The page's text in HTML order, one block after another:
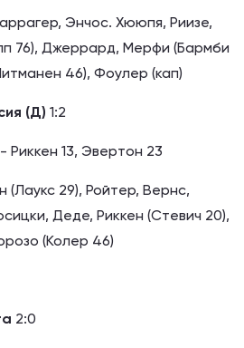
Энчос. Хююпя, Риизе,
76), Джеррард, Мерфи (Бармби
46), Фоулер (кап)
(Д) 1:2
Риккен 13, Эвертон 23
(Лаукс 29), Ройтер, Вернс,
Деде, Риккен (Стевич 20),
(Колер 46)
2:0